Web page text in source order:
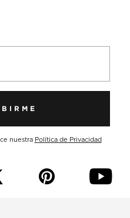
nuestra Política de Privacidad
p y